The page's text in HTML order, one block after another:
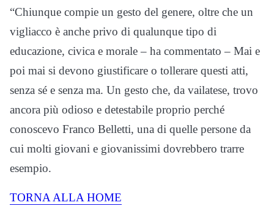
“Chiunque compie un gesto del genere, oltre che un
vigliacco è anche privo di qualunque tipo di
educazione, civica e morale – ha commentato – Mai e
poi mai si devono giustificare o tollerare questi atti,
senza sé e senza ma. Un gesto che, da vailatese, trovo
ancora più odioso e detestabile proprio perché
conoscevo Franco Belletti, una di quelle persone da
cui molti giovani e giovanissimi dovrebbero trarre
esempio.
TORNA ALLA HOME